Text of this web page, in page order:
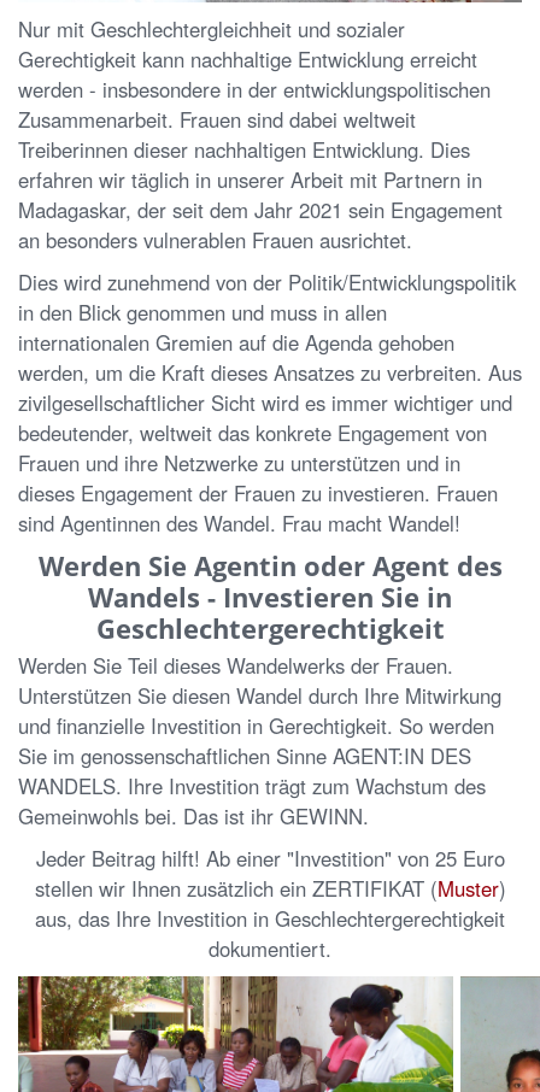
Nur mit Geschlechtergleichheit und sozialer
Gerechtigkeit kann nachhaltige Entwicklung erreicht
werden - insbesondere in der entwicklungspolitischen
Zusammenarbeit. Frauen sind dabei weltweit
Treiberinnen dieser nachhaltigen Entwicklung. Dies
erfahren wir täglich in unserer Arbeit mit Partnern in
Madagaskar, der seit dem Jahr 2021 sein Engagement
an besonders vulnerablen Frauen ausrichtet.
Dies wird zunehmend von der Politik/Entwicklungspolitik
in den Blick genommen und muss in allen
internationalen Gremien auf die Agenda gehoben
werden, um die Kraft dieses Ansatzes zu verbreiten. Aus
zivilgesellschaftlicher Sicht wird es immer wichtiger und
bedeutender, weltweit das konkrete Engagement von
Frauen und ihre Netzwerke zu unterstützen und in
dieses Engagement der Frauen zu investieren. Frauen
sind Agentinnen des Wandel. Frau macht Wandel!
Werden Sie Agentin oder Agent des
Wandels - Investieren Sie in
Geschlechtergerechtigkeit
Werden Sie Teil dieses Wandelwerks der Frauen.
Unterstützen Sie diesen Wandel durch Ihre Mitwirkung
und finanzielle Investition in Gerechtigkeit. So werden
Sie im genossenschaftlichen Sinne AGENT:IN DES
WANDELS. Ihre Investition trägt zum Wachstum des
Gemeinwohls bei. Das ist ihr GEWINN.
Jeder Beitrag hilft! Ab einer "Investition" von 25 Euro
stellen wir Ihnen zusätzlich ein ZERTIFIKAT (Muster)
aus, das Ihre Investition in Geschlechtergerechtigkeit
dokumentiert.